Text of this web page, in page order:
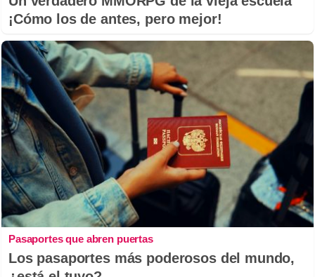
¡Cómo los de antes, pero mejor!
Pasaportes que abren puertas
Los pasaportes más poderosos del mundo,